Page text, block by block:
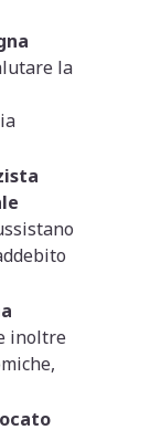
la
inoltre